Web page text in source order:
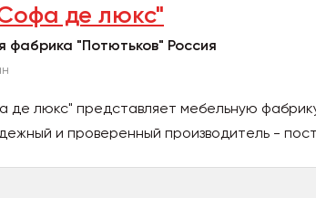
де люкс"
фабрика "Потютьков" Россия
люкс" представляет мебельную
и проверенный производитель -